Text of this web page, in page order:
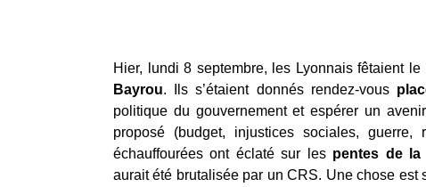
Hier, lundi 8 septembre, les Lyonnais fêtaient le
Bayrou. Ils s’étaient donnés rendez-vous
politique du gouvernement et espérer un
proposé (budget, injustices sociales, guerre,
échauffourées ont éclaté sur les pentes de la
aurait été brutalisée par un CRS. Une chose est